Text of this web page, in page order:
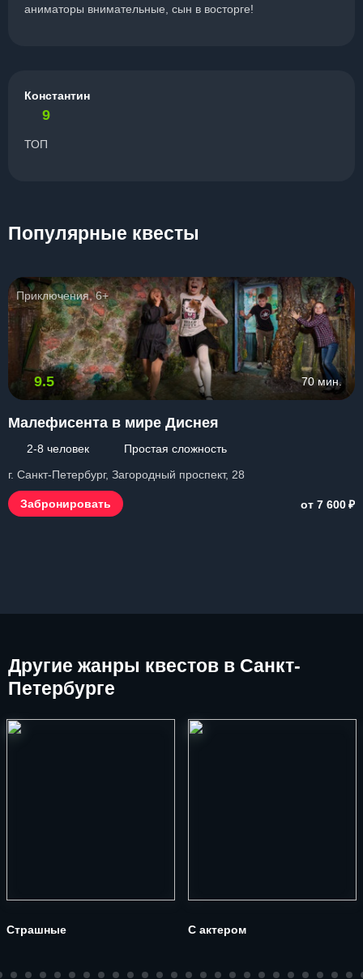
аниматоры внимательные, сын в восторге!
Константин
9
ТОП
Популярные квесты
Приключения, 6+
9.5 70 мин.
Малефисента в мире Диснея
2-8 человек
Простая сложность
г. Санкт-Петербург, Загородный проспект, 28
Забронировать от 7 600₽
Другие жанры квестов в Санкт-
Петербурге
Страшные С актером